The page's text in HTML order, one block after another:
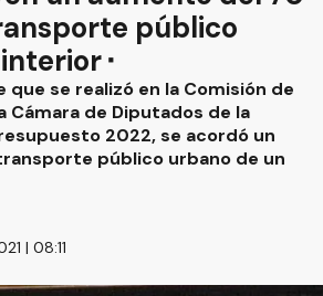
público
que se realizó en la Comisión de
Cámara de Diputados de la
2022, se acordó un
público urbano de un
| 08:11